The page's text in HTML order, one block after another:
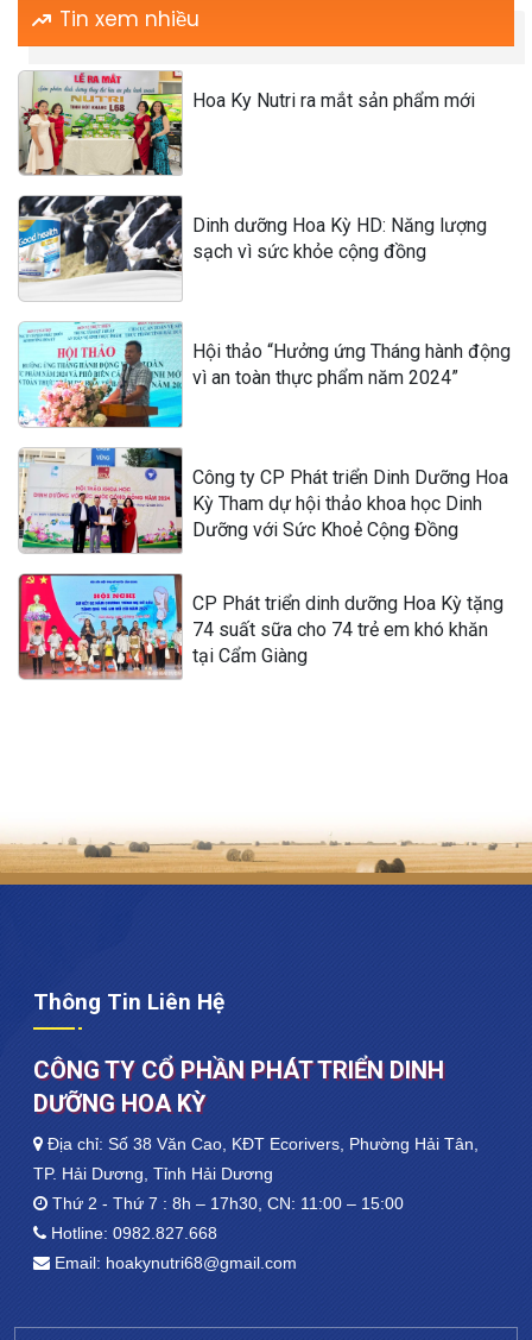
Tin xem nhiều
Hoa Ky Nutri ra mắt sản phẩm mới
Dinh dưỡng Hoa Kỳ HD: Năng lượng
sạch vì sức khỏe cộng đồng
Hội thảo “Hưởng ứng Tháng hành động
vì an toàn thực phẩm năm 2024”
Công ty CP Phát triển Dinh Dưỡng Hoa
Kỳ Tham dự hội thảo khoa học Dinh
Dưỡng với Sức Khoẻ Cộng Đồng
CP Phát triển dinh dưỡng Hoa Kỳ tặng
74 suất sữa cho 74 trẻ em khó khăn
tại Cẩm Giàng
Thông Tin Liên Hệ
CÔNG TY CỔ PHẦN PHÁT TRIỂN DINH
DƯỠNG HOA KỲ
Địa chỉ: Số 38 Văn Cao, KĐT Ecorivers, Phường Hải Tân,
TP. Hải Dương, Tỉnh Hải Dương
Thứ 2 - Thứ 7 : 8h – 17h30, CN: 11:00 – 15:00
Hotline: 0982.827.668
Email: hoakynutri68@gmail.com